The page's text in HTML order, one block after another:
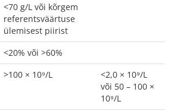
<70 g/L või kõrgem
referentsväärtuse
ülemisest piirist
<20% või >60%
>100 × 10⁹/L
<2,0 × 10⁹/L
või 50 – 100 ×
10⁹/L